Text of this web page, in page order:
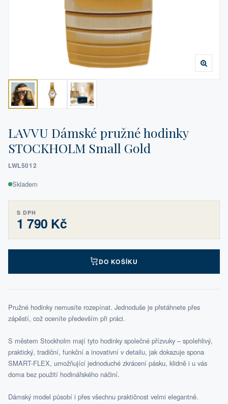
LAVVU Dámské pružné hodinky
STOCKHOLM Small Gold
LWL5012
Skladem
S DPH
1 790 Kč
DO KOŠÍKU
Pružné hodinky nemusíte rozepínat. Jednoduše je přetáhnete přes
zápěstí, což oceníte především při práci.
S městem Stockholm mají tyto hodinky společné přízvuky – spolehlivý,
praktický, tradiční, funkční a inovativní v detailu, jak dokazuje spona
SMART-FLEX, umožňující jednoduché zkrácení pásku, klidně i u vás
doma bez použití hodinářského náčiní.
Dámský model působí i přes všechnu praktičnost velmi elegantně.